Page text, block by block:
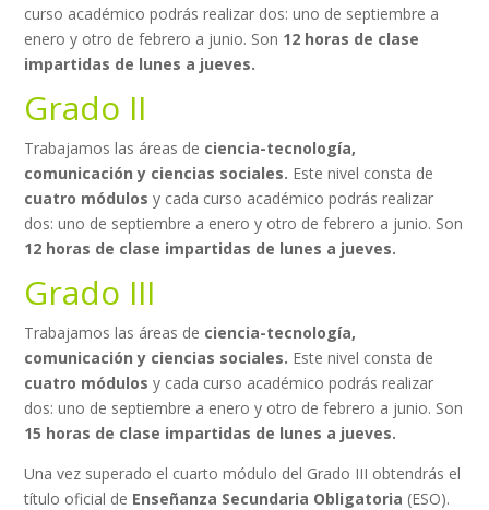
curso académico podrás realizar dos: uno de septiembre a
enero y otro de febrero a junio. Son 12 horas de clase
impartidas de lunes a jueves.
Grado II
Trabajamos las áreas de ciencia-tecnología,
comunicación y ciencias sociales. Este nivel consta de
cuatro módulos y cada curso académico podrás realizar
dos: uno de septiembre a enero y otro de febrero a junio. Son
12 horas de clase impartidas de lunes a jueves.
Grado III
Trabajamos las áreas de ciencia-tecnología,
comunicación y ciencias sociales. Este nivel consta de
cuatro módulos y cada curso académico podrás realizar
dos: uno de septiembre a enero y otro de febrero a junio. Son
15 horas de clase impartidas de lunes a jueves.
Una vez superado el cuarto módulo del Grado III obtendrás el
título oficial de Enseñanza Secundaria Obligatoria (ESO).